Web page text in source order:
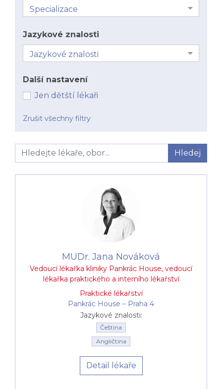
Jazykové znalosti
Další nastavení
Jen dětští lékaři
Zrušit všechny filtry
Hledej
MUDr. Jana Nováková
Vedoucí lékařka kliniky Pankrác House, vedoucí
lékařka praktického a interního lékařství
Praktické lékařství
Pankrác House –⁠⁠⁠⁠⁠⁠ Praha 4
Jazykové znalosti:
Čeština
Angličtina
Detail lékaře